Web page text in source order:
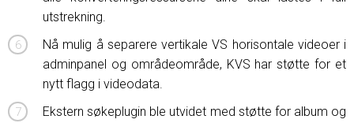
utstrekning.
Nå mulig å separere vertikale VS horisontale videoer i
adminpanel og områdeområde, KVS har støtte for et
nytt flagg i videodata.
Ekstern søkeplugin ble utvidet med støtte for album og